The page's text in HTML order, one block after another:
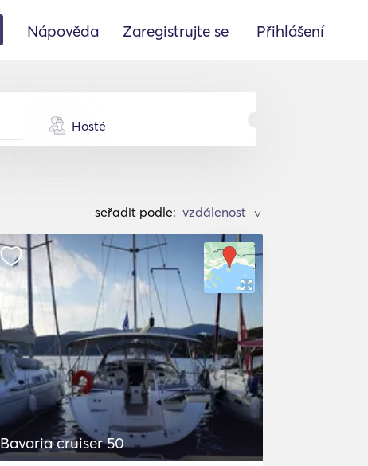
Nápověda Zaregistrujte se Přihlášení
Hosté
seřadit podle: >
Bavaria cruiser 50